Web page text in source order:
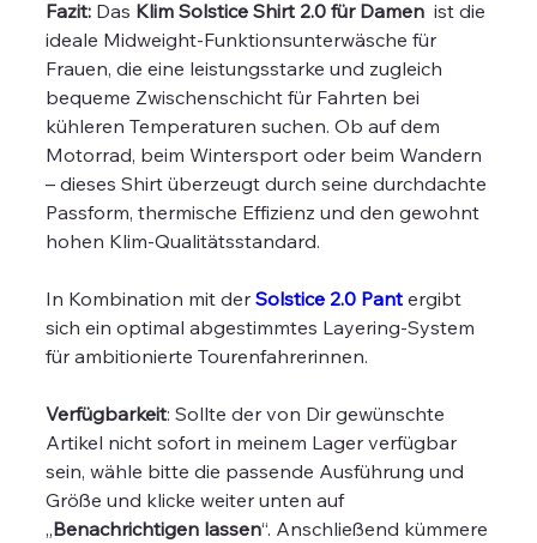
Fazit: Das Klim Solstice Shirt 2.0 für Damen ist die
ideale Midweight-Funktionsunterwäsche für
Frauen, die eine leistungsstarke und zugleich
bequeme Zwischenschicht für Fahrten bei
kühleren Temperaturen suchen. Ob auf dem
Motorrad, beim Wintersport oder beim Wandern
– dieses Shirt überzeugt durch seine durchdachte
Passform, thermische Effizienz und den gewohnt
hohen Klim-Qualitätsstandard.
In Kombination mit derSolstice 2.0 Pant ergibt
sich ein optimal abgestimmtes Layering-System
für ambitionierte Tourenfahrerinnen.
Verfügbarkeit: Sollte der von Dir gewünschte
Artikel nicht sofort in meinem Lager verfügbar
sein, wähle bitte die passende Ausführung und
Größe und klicke weiter unten auf
„Benachrichtigen lassen“. Anschließend kümmere